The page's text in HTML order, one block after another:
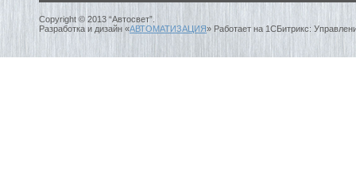
Copyright © 2013 “Автосвет”.
Разработка и дизайн «АВТОМАТИЗАЦИЯ» Работает на 1СБитрикс: